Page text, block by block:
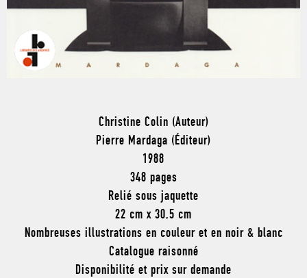
Christine Colin (Auteur)
Pierre Mardaga (Éditeur)
1988
348 pages
Relié sous jaquette
22 cm x 30,5 cm
Nombreuses illustrations en couleur et en noir & blanc
Catalogue raisonné
Disponibilité et prix sur demande